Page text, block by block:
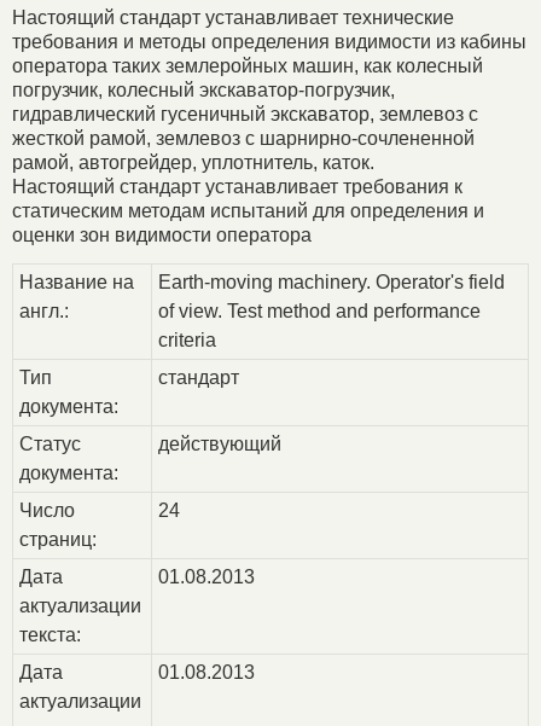
Настоящий стандарт устанавливает технические
требования и методы определения видимости из кабины
оператора таких землеройных машин, как колесный
погрузчик, колесный экскаватор-погрузчик,
гидравлический гусеничный экскаватор, землевоз с
жесткой рамой, землевоз с шарнирно-сочлененной
рамой, автогрейдер, уплотнитель, каток.
Настоящий стандарт устанавливает требования к
статическим методам испытаний для определения и
оценки зон видимости оператора
Название на
англ.:
Earth-moving machinery. Operator's field
of view. Test method and performance
criteria
Тип
документа:
стандарт
Статус
документа:
действующий
Число
страниц:
24
Дата
актуализации
текста:
01.08.2013
Дата
актуализации
01.08.2013